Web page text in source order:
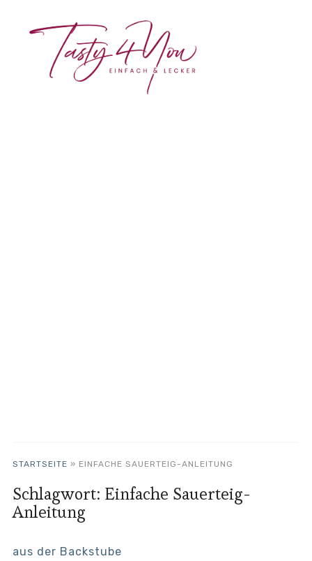
STARTSEITE » EINFACHE SAUERTEIG-ANLEITUNG
Schlagwort: Einfache Sauerteig-
Anleitung
aus der Backstube